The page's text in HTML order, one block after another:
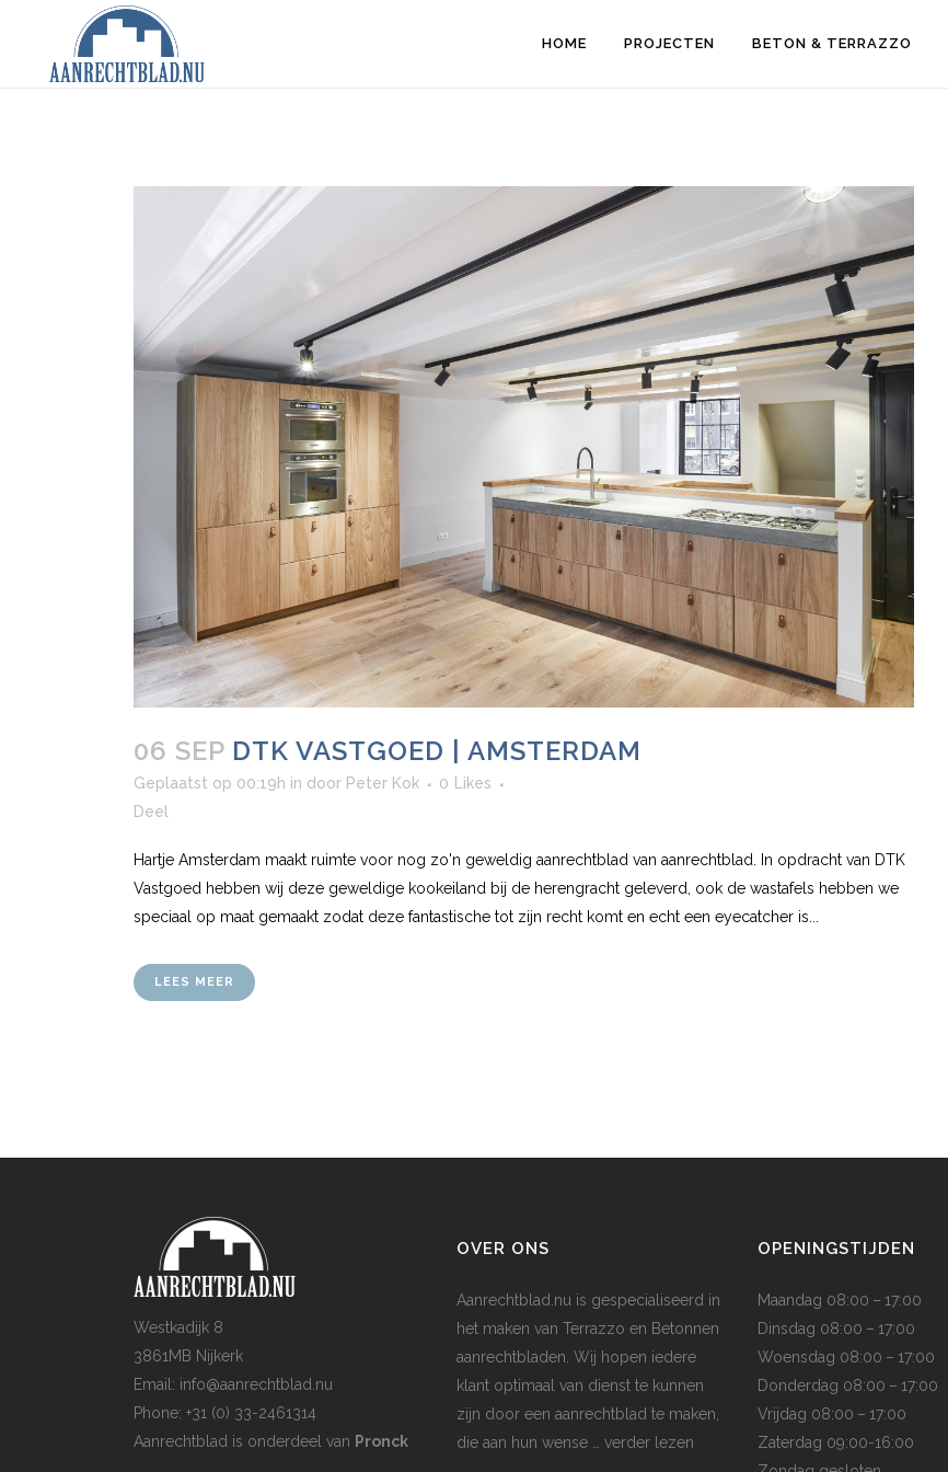
HOME PROJECTEN BETON & TERRAZZO
06 SEP DTK VASTGOED | AMSTERDAM
Geplaatst op 00:19h in door Peter Kok 0
Likes
Deel
Hartje Amsterdam maakt ruimte voor nog zo'n geweldig aanrechtblad van aanrechtblad. In opdracht van DTK
Vastgoed hebben wij deze geweldige kookeiland bij de herengracht geleverd, ook de wastafels hebben we
speciaal op maat gemaakt zodat deze fantastische tot zijn recht komt en echt een eyecatcher is...
LEES MEER
Westkadijk 8
3861MB Nijkerk
Email: info@aanrechtblad.nu
Phone: +31 (0) 33-2461314
Aanrechtblad is onderdeel van Pronck
OVER ONS
Aanrechtblad.nu is gespecialiseerd in
het maken van Terrazzo en Betonnen
aanrechtbladen. Wij hopen iedere
klant optimaal van dienst te kunnen
zijn door een aanrechtblad te maken,
die aan hun wense … verder lezen
OPENINGSTIJDEN
Maandag 08:00 – 17:00
Dinsdag 08:00 – 17:00
Woensdag 08:00 – 17:00
Donderdag 08:00 – 17:00
Vrijdag 08:00 – 17:00
Zaterdag 09:00-16:00